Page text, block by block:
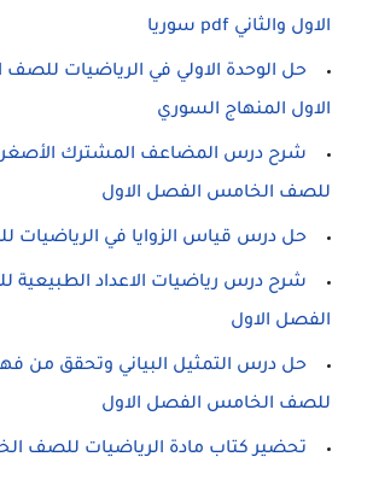
الاول والثاني pdf سوريا
حل الوحدة الاولي في الرياضيات
الاول المنهاج السوري
شرح درس المضاعف المشترك الأصغر
للصف الخامس الفصل الاول
حل درس قياس الزوايا في
شرح درس رياضيات الاعداد
الفصل الاول
حل درس التمثيل البياني وتحقق من
للصف الخامس الفصل الاول
تحضير كتاب مادة الرياضيات للصف الخامس